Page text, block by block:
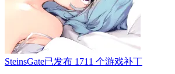
SteinsGate已发布 1711 个游戏补丁